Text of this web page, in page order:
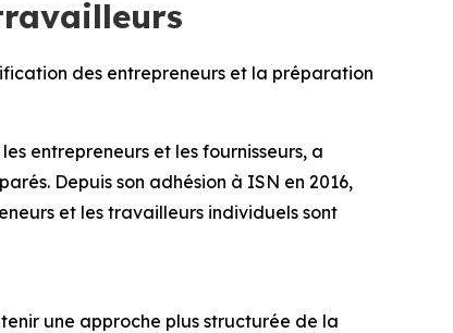
des entrepreneurs et la préparation
entrepreneurs et les fournisseurs, a
Depuis son adhésion à ISN en 2016,
et les travailleurs individuels sont
une approche plus structurée de la